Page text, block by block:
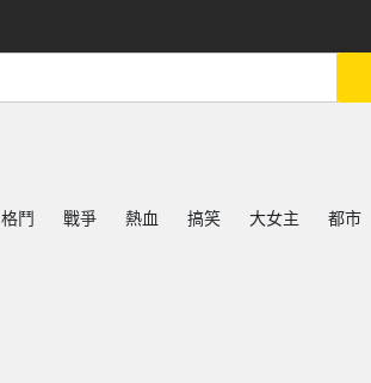
格鬥 戰爭 熱血 搞笑 大女主 都市